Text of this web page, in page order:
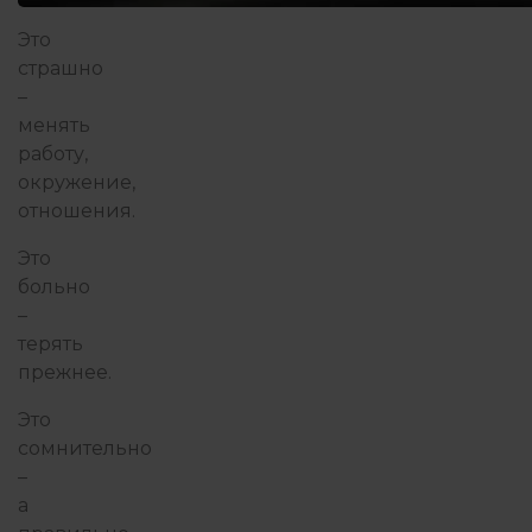
Это
страшно
–
менять
работу,
окружение,
отношения.
Это
больно
–
терять
прежнее.
Это
сомнительно
–
а